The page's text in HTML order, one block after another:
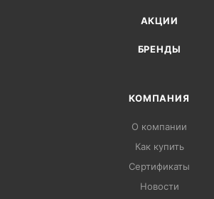
АКЦИИ
БРЕНДЫ
КОМПАНИЯ
О компании
Как купить
Сертификаты
Новости